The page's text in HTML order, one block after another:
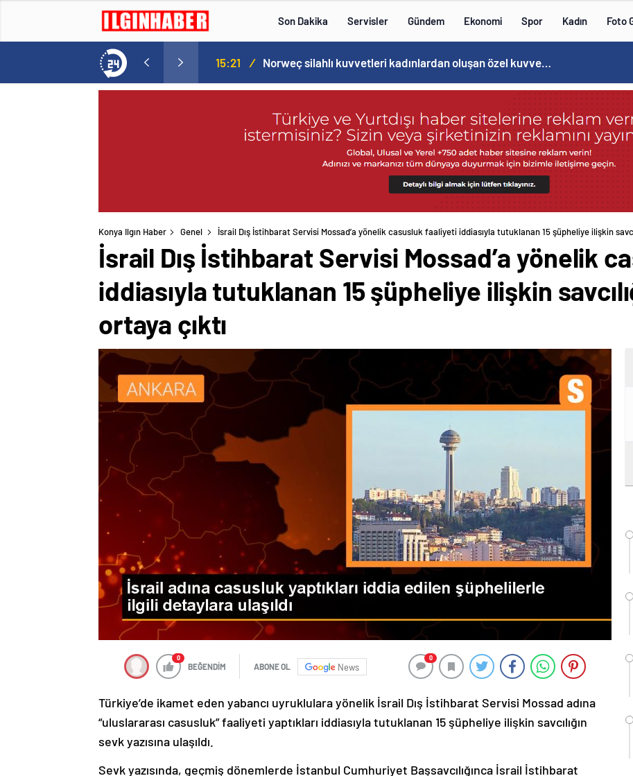
Son Dakika Servisler Gündem Ekonomi Spor Kadın Foto
Tam 5 futbolcu…. 15:21 / Norweç silahlı kuvvetleri kadınlardan oluşan özel kuvvetler eğitimlerini başlattı.
Konya Ilgın Haber Genel İsrail Dış İstihbarat Servisi Mossad’a yönelik casusluk faaliyeti iddiasıyla tutuklanan 15 şüpheliye ilişkin
İsrail Dış İstihbarat Servisi Mossad’a yönelik
iddiasıyla tutuklanan 15 şüpheliye ilişkin
ortaya çıktı
0
BEĞENDİM ABONE OL News
0
Türkiye’de ikamet eden yabancı uyruklulara yönelik İsrail Dış İstihbarat Servisi Mossad adına
“uluslararası casusluk” faaliyeti yaptıkları iddiasıyla tutuklanan 15 şüpheliye ilişkin savcılığın
sevk yazısına ulaşıldı.
Sevk yazısında, geçmiş dönemlerde İstanbul Cumhuriyet Başsavcılığınca İsrail İstihbarat